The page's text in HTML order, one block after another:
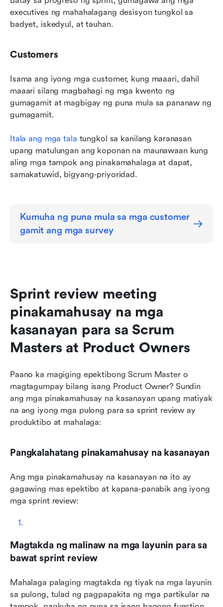
executives ng mahahalagang desisyon tungkol sa
badyet, iskedyul, at tauhan.
Customers
Isama ang iyong mga customer, kung maaari, dahil
maaari silang magbahagi ng mga kwento ng
gumagamit at magbigay ng puna mula sa pananaw ng
gumagamit.
Itala ang mga tala tungkol sa kanilang karanasan
upang matulungan ang koponan na maunawaan kung
aling mga tampok ang pinakamahalaga at dapat,
samakatuwid, bigyang-priyoridad.
Kumuha ng puna mula sa mga customer
gamit ang mga survey
Sprint review meeting
pinakamahusay na mga
kasanayan para sa Scrum
Masters at Product Owners
Paano ka magiging epektibong Scrum Master o
magtagumpay bilang isang Product Owner? Sundin
ang mga pinakamahusay na kasanayan upang matiyak
na ang iyong mga pulong para sa sprint review ay
produktibo at mahalaga:
Pangkalahatang pinakamahusay na kasanayan
Ang mga pinakamahusay na kasanayan na ito ay
gagawing mas epektibo at kapana-panabik ang iyong
mga sprint review:
Magtakda ng malinaw na mga layunin para sa
bawat sprint review
Mahalaga palaging magtakda ng tiyak na mga layunin
sa pulong, tulad ng pagpapakita ng mga partikular na